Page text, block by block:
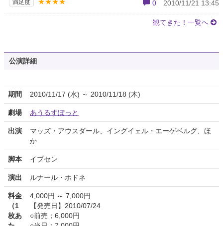
満足度 0 2010/11/21 13:45
観てきた！一覧へ
公演詳細
期間 2010/11/17 (水) ～ 2010/11/18 (木)
劇場 あうるすぽっと
出演
マッズ・アウスダール、イングイェル・エーゲベルグ、ほ
か
脚本 イプセン
演出 ルナール・ホドネ
料金
（1
枚あ
4,000円 ～ 7,000円
【発売日】2010/07/24
○前売；6,000円